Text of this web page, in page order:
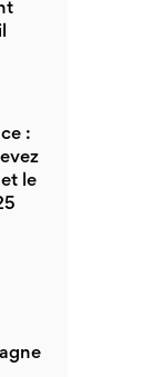
:
le